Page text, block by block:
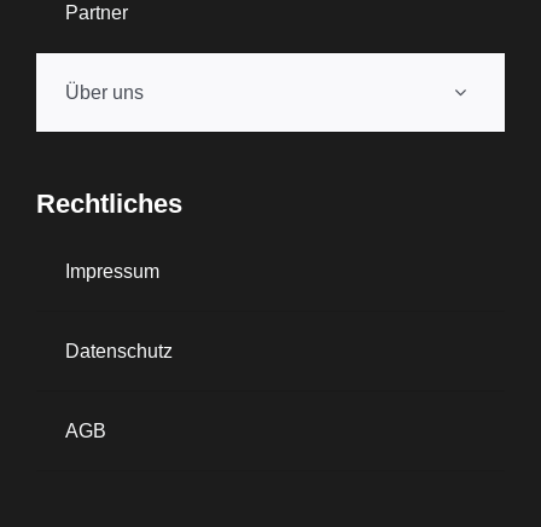
Partner
Über uns
Rechtliches
Impressum
Datenschutz
AGB